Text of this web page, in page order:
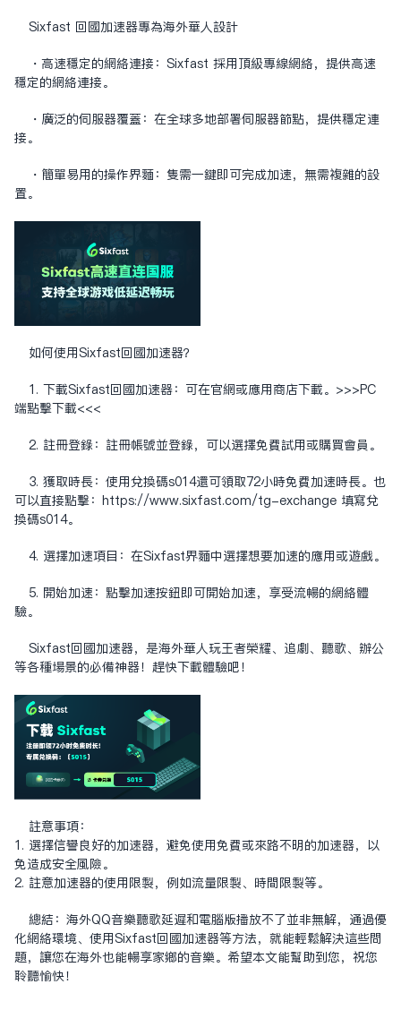
Sixfast 回國加速器專為海外華人設計
・高速穩定的網絡連接：Sixfast 採用頂級專線網絡，提供高速
穩定的網絡連接。
・廣泛的伺服器覆蓋：在全球多地部署伺服器節點，提供穩定連
接。
・簡單易用的操作界面：只需一鍵即可完成加速，無需複雜的設
置。
如何使用Sixfast回國加速器？
1. 下載Sixfast回國加速器：可在官網或應用商店下載。 >>>PC
端点击下载<<<
2. 註冊登錄：註冊帳號並登錄，可以選擇免費試用或購買會員。
3. 獲取時長：使用兌換碼s014還可領取72小時免費加速時長。也
可以直接点击： https://www.sixfast.com/tg-exchange 填写兑
换码s014。
4. 選擇加速項目：在Sixfast界面中選擇想要加速的應用或遊戲。
5. 開始加速：點擊加速按鈕即可開始加速，享受流暢的網絡體
驗。
Sixfast回國加速器，是海外華人玩王者榮耀、追劇、聽歌、辦公
等各種場景的必備神器！趕快下載體驗吧！
注意事項：
1. 選擇信譽良好的加速器，避免使用免費或來路不明的加速器，以
免造成安全風險。
2. 注意加速器的使用限制，例如流量限制、時間限制等。
總結：海外QQ音樂聽歌延遲和電腦版播放不了並非無解，通過優
化網絡環境、使用Sixfast回國加速器等方法，就能輕鬆解決這些問
題，讓您在海外也能暢享家鄉的音樂。希望本文能幫助到您，祝您
聆聽愉快！